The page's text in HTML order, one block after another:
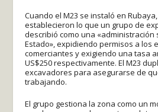
Cuando el M23 se instaló en
establecieron lo que un grupo de
describió como una «administración
Estado», expidiendo permisos a los
comerciantes y exigiendo una tasa
US$250 respectivamente. El M23
excavadores para asegurarse de
trabajando.
El grupo gestiona la zona como un